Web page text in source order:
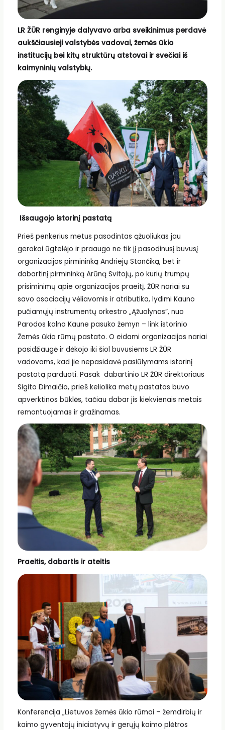
LR ŽŪR renginyje dalyvavo arba sveikinimus perdavė
aukščiausieji valstybės vadovai, žemės ūkio
institucijų bei kitų struktūrų atstovai ir svečiai iš
kaimyninių valstybių.
Išsaugojo istorinį pastatą
Prieš penkerius metus pasodintas ąžuoliukas jau
gerokai ūgtelėjo ir praaugo ne tik jį pasodinusį buvusį
organizacijos pirmininką Andriejų Stančiką, bet ir
dabartinį pirmininką Arūną Svitojų, po kurių trumpų
prisiminimų apie organizacijos praeitį, ŽŪR nariai su
savo asociacijų vėliavomis ir atributika, lydimi Kauno
pučiamųjų instrumentų orkestro „Ąžuolynas”, nuo
Parodos kalno Kaune pasuko žemyn – link istorinio
Žemės ūkio rūmų pastato. O eidami organizacijos nariai
pasidžiaugė ir dėkojo iki šiol buvusiems LR ŽŪR
vadovams, kad jie nepasidavė pasiūlymams istorinį
pastatą parduoti. Pasak dabartinio LR ŽŪR direktoriaus
Sigito Dimaičio, prieš keliolika metų pastatas buvo
apverktinos būklės, tačiau dabar jis kiekvienais metais
remontuojamas ir gražinamas.
Praeitis, dabartis ir ateitis
Konferencija „Lietuvos žemės ūkio rūmai – žemdirbių ir
kaimo gyventojų iniciatyvų ir gerųjų kaimo plėtros